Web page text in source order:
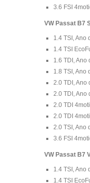
3.6 FSI
VW Passat B7
1.4 TSI, Ano
1.4 TSI
1.6 TDI,
1.8 TSI, Ano
2.0 TDI, Ano
2.0 TDI, Ano
2.0 TDI
2.0 TDI
2.0 TSI, Ano
3.6 FSI
VW Passat B7
1.4 TSI, Ano
1.4 TSI